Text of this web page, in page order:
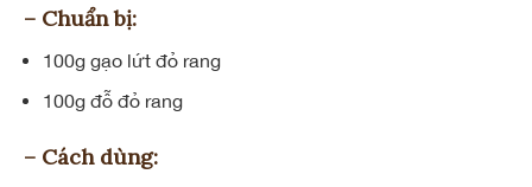
– Chuẩn bị:
100g gạo lứt đỏ rang
100g đỗ đỏ rang
– Cách dùng: